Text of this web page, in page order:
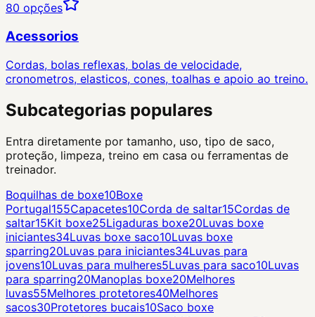
80 opções
Acessorios
Cordas, bolas reflexas, bolas de velocidade,
cronometros, elasticos, cones, toalhas e apoio ao treino.
Subcategorias populares
Entra diretamente por tamanho, uso, tipo de saco,
proteção, limpeza, treino em casa ou ferramentas de
treinador.
Boquilhas de boxe10Boxe
Portugal155Capacetes10Corda de saltar15Cordas de
saltar15Kit boxe25Ligaduras boxe20Luvas boxe
iniciantes34Luvas boxe saco10Luvas boxe
sparring20Luvas para iniciantes34Luvas para
jovens10Luvas para mulheres5Luvas para saco10Luvas
para sparring20Manoplas boxe20Melhores
luvas55Melhores protetores40Melhores
sacos30Protetores bucais10Saco boxe